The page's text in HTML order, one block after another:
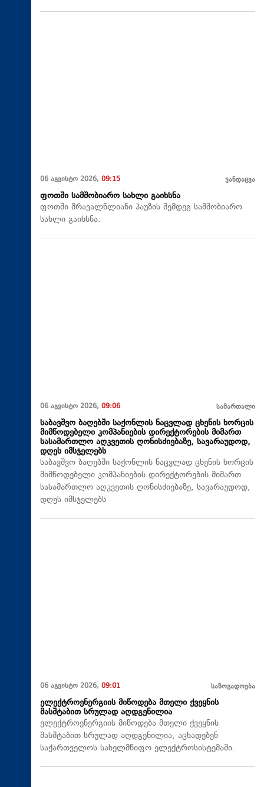
06 აგვისტო 2026, 09:15 ჯანდაცვა
ფოთში სამშობიარო სახლი გაიხსნა
ფოთში მრავალწლიანი პაუზის შემდეგ სამშობიარო
სახლი გაიხსნა.
06 აგვისტო 2026, 09:06 სამართალი
საბავშვო ბაღებში საქონლის ნაცვლად ცხენის ხორცის
მიმწოდებელი კომპანიების დირექტორების მიმართ
სასამართლო აღკვეთის ღონისძიებაზე, სავარაუდოდ,
დღეს იმსჯელებს
საბავშვო ბაღებში საქონლის ნაცვლად ცხენის ხორცის
მიმწოდებელი კომპანიების დირექტორების მიმართ
სასამართლო აღკვეთის ღონისძიებაზე, სავარაუდოდ,
დღეს იმსჯელებს
06 აგვისტო 2026, 09:01 საზოგადოება
ელექტროენერგიის მიწოდება მთელი ქვეყნის
მასშტაბით სრულად აღდგენილია
ელექტროენერგიის მიწოდება მთელი ქვეყნის
მასშტაბით სრულად აღდგენილია, აცხადებენ
საქართველოს სახელმწიფო ელექტროსისტემაში.